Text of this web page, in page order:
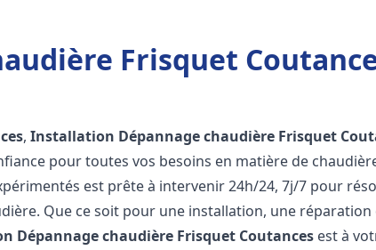
Frisquet
,Installation Dépannage chaudière Frisquet
pour toutes vos besoins en matière de
est prête à intervenir 24h/24, 7j/7 pour
Que ce soit pour une installation, une réparation
Dépannage chaudière Frisquet Coutances est à